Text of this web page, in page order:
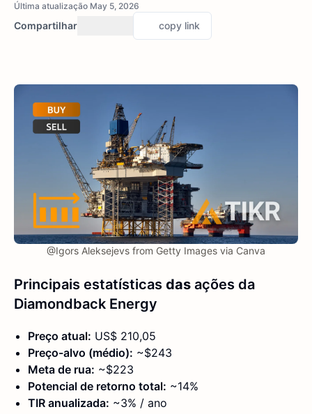
Última atualização May 5, 2026
Compartilhar copy link
@Igors Aleksejevs from Getty Images via Canva
Principais estatísticas das ações da
Diamondback Energy
Preço atual: US$ 210,05
Preço-alvo (médio): ~$243
Meta de rua: ~$223
Potencial de retorno total: ~14%
TIR anualizada: ~3% / ano